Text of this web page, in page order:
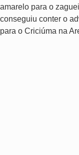
amarelo para o
conseguiu conter o
para o Criciúma na